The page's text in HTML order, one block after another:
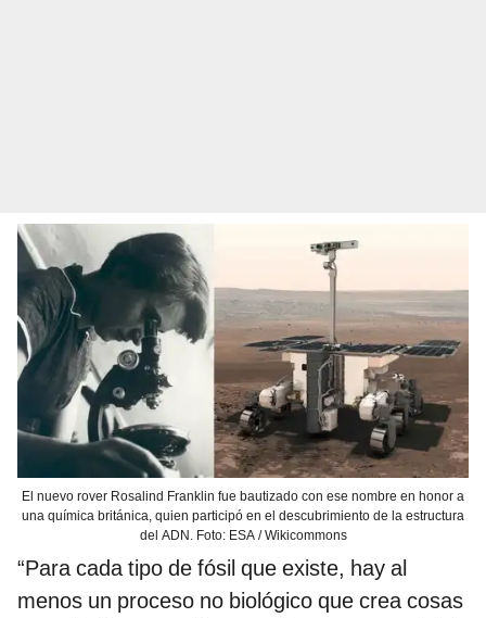
El nuevo rover Rosalind Franklin fue bautizado con ese nombre en honor a
una química británica, quien participó en el descubrimiento de la estructura
del ADN. Foto: ESA / Wikicommons
“Para cada tipo de fósil que existe, hay al
menos un proceso no biológico que crea cosas